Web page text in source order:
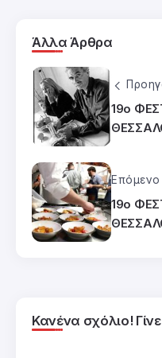
Άλλα Άρθρα
19ο
Επόμενο
19ο
Κανένα σχόλιο!